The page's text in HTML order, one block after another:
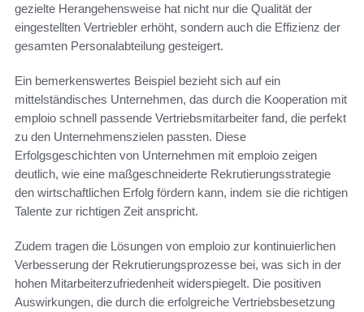
gezielte Herangehensweise hat nicht nur die Qualität der
eingestellten Vertriebler erhöht, sondern auch die Effizienz der
gesamten Personalabteilung gesteigert.
Ein bemerkenswertes Beispiel bezieht sich auf ein
mittelständisches Unternehmen, das durch die Kooperation mit
emploio schnell passende Vertriebsmitarbeiter fand, die perfekt
zu den Unternehmenszielen passten. Diese
Erfolgsgeschichten von Unternehmen mit emploio zeigen
deutlich, wie eine maßgeschneiderte Rekrutierungsstrategie
den wirtschaftlichen Erfolg fördern kann, indem sie die richtigen
Talente zur richtigen Zeit anspricht.
Zudem tragen die Lösungen von emploio zur kontinuierlichen
Verbesserung der Rekrutierungsprozesse bei, was sich in der
hohen Mitarbeiterzufriedenheit widerspiegelt. Die positiven
Auswirkungen, die durch die erfolgreiche Vertriebsbesetzung